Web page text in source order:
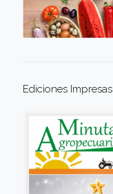
Ediciones Impresas